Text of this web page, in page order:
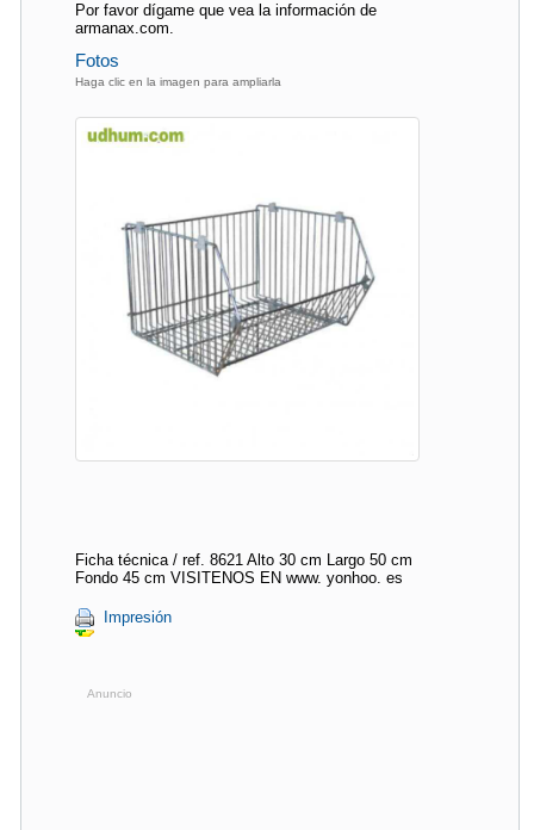
Por favor dígame que vea la información de
armanax.com.
Fotos
Haga clic en la imagen para ampliarla
Ficha técnica / ref. 8621 Alto 30 cm Largo 50 cm
Fondo 45 cm VISITENOS EN www. yonhoo. es
Impresión
Anuncio